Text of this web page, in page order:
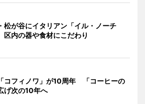
松が谷にイタリアン「イル・ノーチ
内の器や食材にこだわり
コフィノワ」が10周年 「コーヒーの
げ次の10年へ